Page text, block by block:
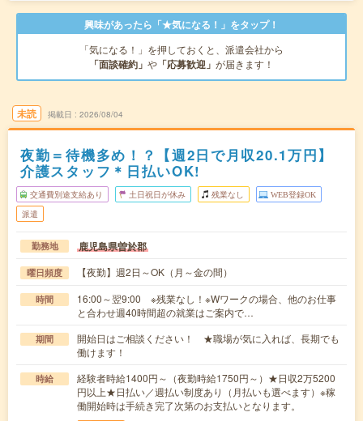
興味があったら「★気になる！」をタップ！
「気になる！」を押しておくと、派遣会社から
「面談確約」 や 「応募歓迎」 が届きます！
未読 掲載日 2026/08/04
夜勤＝待機多め！？【週2日で月収20.1万円】
介護スタッフ＊日払いOK!
交通費別途支給あり 土日祝日が休み 残業なし WEB登録OK
派遣
勤務地 鹿児島県曽於郡
曜日頻度 【夜勤】週2日～OK（月～金の間）
時間
16:00～翌9:00 ※残業なし！※Wワークの場合、他のお仕事
と合わせ週40時間超の就業はご案内で…
期間
開始日はご相談ください！ ★職場が気に入れば、長期でも
働けます！
時給
経験者時給1400円～（夜勤時給1750円～）★日収2万5200
円以上★日払い／週払い制度あり（月払いも選べます）※稼
働開始時は手続き完了次第のお支払いとなります。